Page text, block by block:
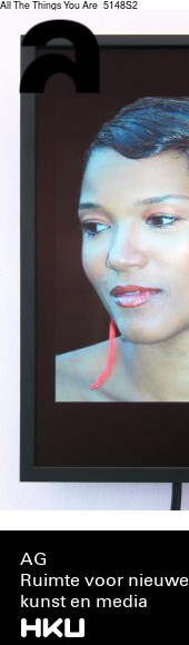
All The Things You Are_5148S2
AG
Ruimte voor nieuwe
kunst en media